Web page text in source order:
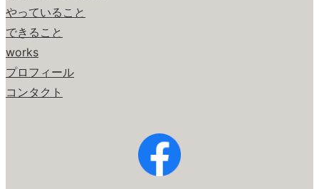
やっていること
できること
works
プロフィール
コンタクト